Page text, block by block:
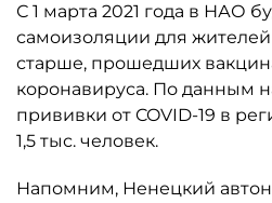
С 1 марта 2021 года в НАО
самоизоляции для жителей
старше, прошедших
коронавируса. По данным
прививки от COVID-19 в
1,5 тыс. человек.
Напомним, Ненецкий